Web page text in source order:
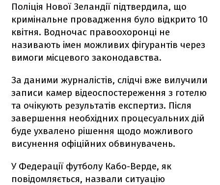
Поліція Нової Зеландії підтвердила, що
кримінальне провадження було відкрито 10
квітня. Водночас правоохоронці не
називають імен можливих фігурантів через
вимоги місцевого законодавства.
За даними журналістів, слідчі вже вилучили
записи камер відеоспостереження з готелю
та очікують результатів експертиз. Після
завершення необхідних процесуальних дій
буде ухвалено рішення щодо можливого
висунення офіційних обвинувачень.
У Федерації футболу Кабо-Верде, як
повідомляється, назвали ситуацію